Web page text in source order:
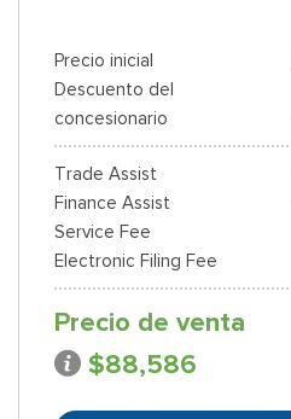
Precio inicial
Descuento del
concesionario
Trade Assist
Finance Assist
Service Fee
Electronic Filing Fee
Precio de venta
$88,586